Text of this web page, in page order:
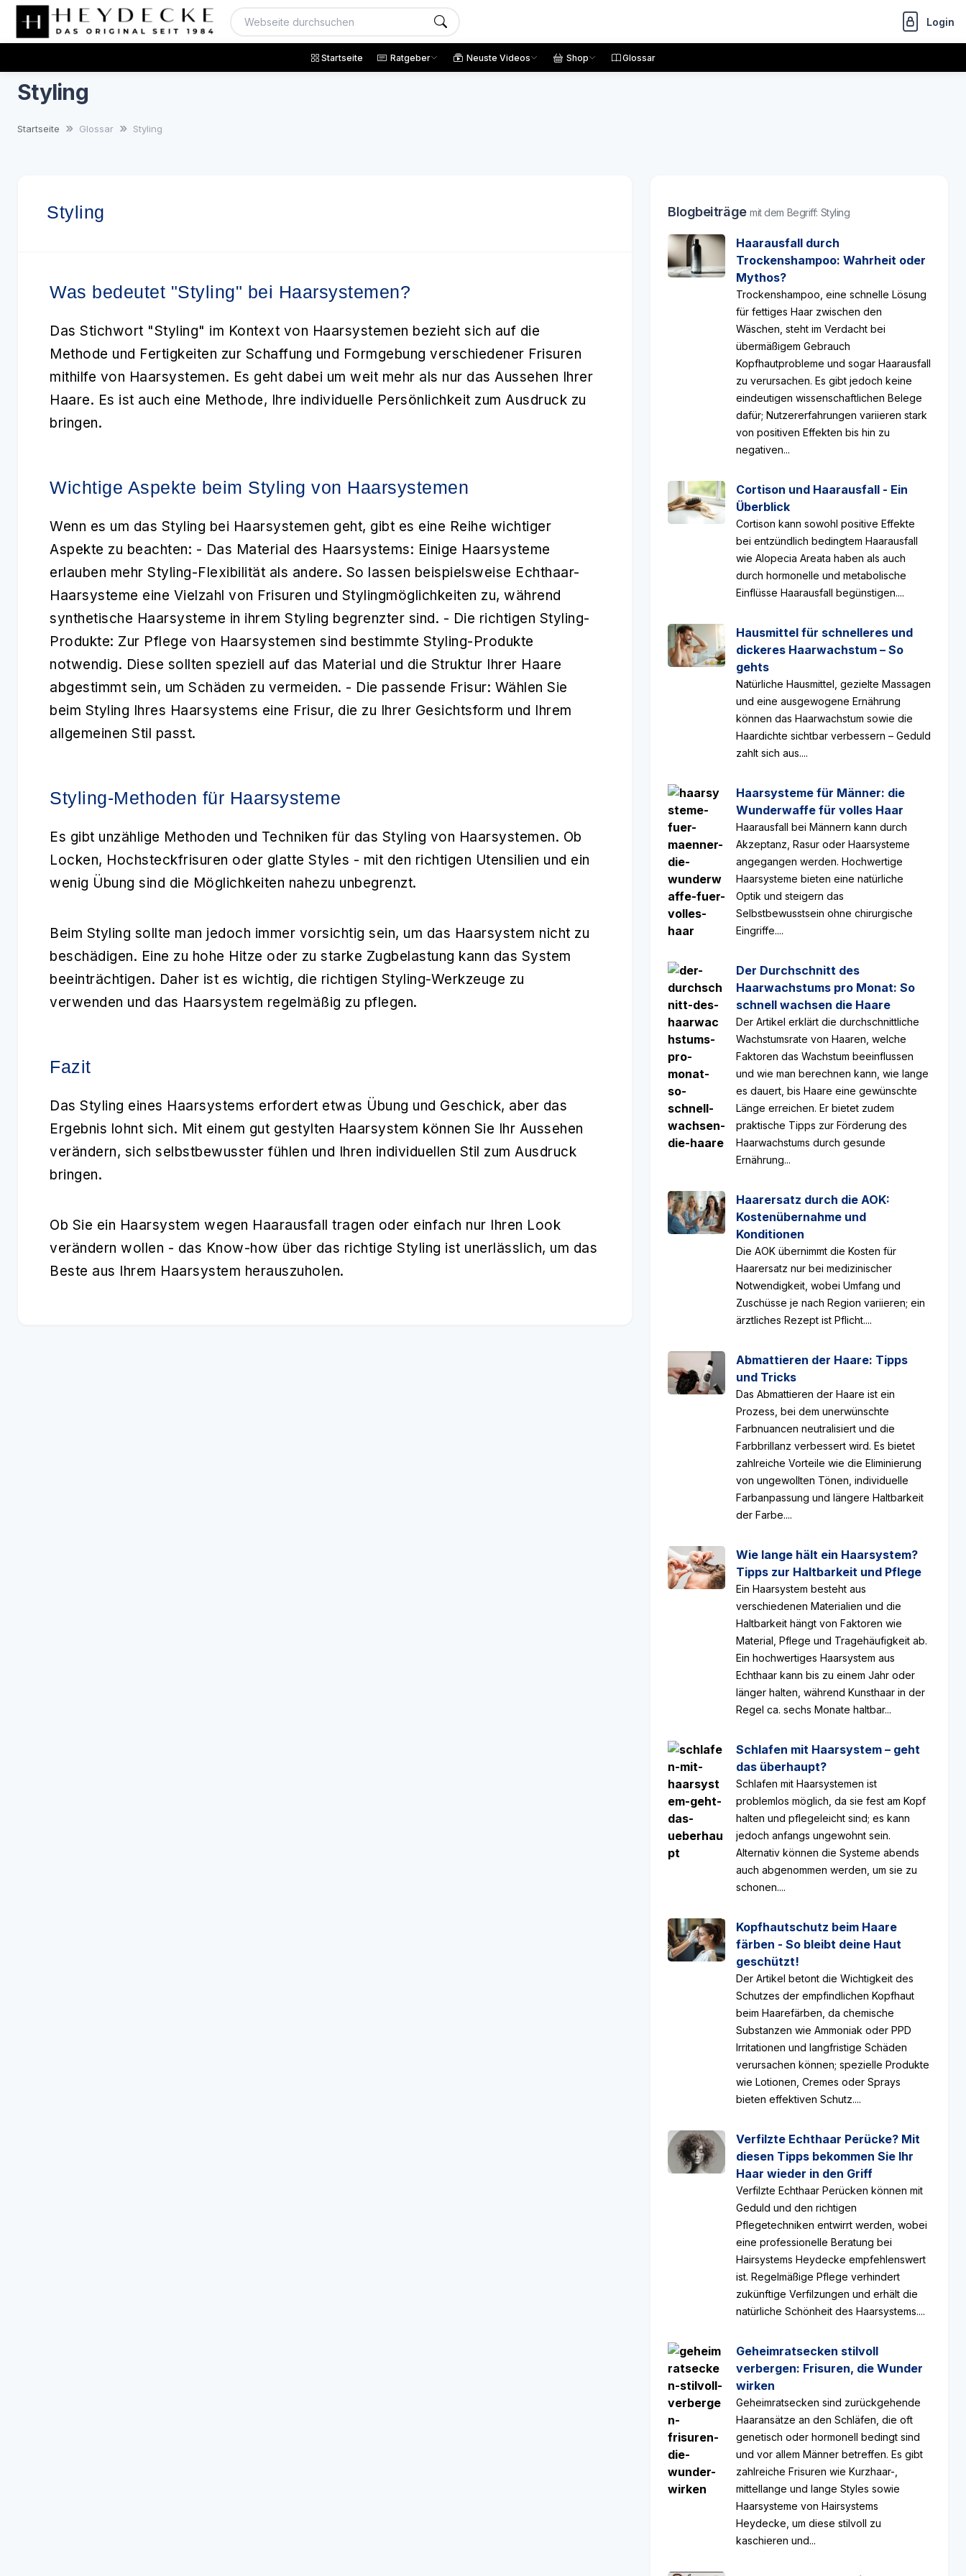
Login
Startseite Ratgeber Neuste Videos Shop Glossar
Styling
Startseite Glossar Styling
Styling
Was bedeutet "Styling" bei Haarsystemen?
Das Stichwort "Styling" im Kontext von Haarsystemen bezieht sich auf die
Methode und Fertigkeiten zur Schaffung und Formgebung verschiedener Frisuren
mithilfe von Haarsystemen. Es geht dabei um weit mehr als nur das Aussehen Ihrer
Haare. Es ist auch eine Methode, Ihre individuelle Persönlichkeit zum Ausdruck zu
bringen.
Wichtige Aspekte beim Styling von Haarsystemen
Wenn es um das Styling bei Haarsystemen geht, gibt es eine Reihe wichtiger
Aspekte zu beachten: - Das Material des Haarsystems: Einige Haarsysteme
erlauben mehr Styling-Flexibilität als andere. So lassen beispielsweise Echthaar-
Haarsysteme eine Vielzahl von Frisuren und Stylingmöglichkeiten zu, während
synthetische Haarsysteme in ihrem Styling begrenzter sind. - Die richtigen Styling-
Produkte: Zur Pflege von Haarsystemen sind bestimmte Styling-Produkte
notwendig. Diese sollten speziell auf das Material und die Struktur Ihrer Haare
abgestimmt sein, um Schäden zu vermeiden. - Die passende Frisur: Wählen Sie
beim Styling Ihres Haarsystems eine Frisur, die zu Ihrer Gesichtsform und Ihrem
allgemeinen Stil passt.
Styling-Methoden für Haarsysteme
Es gibt unzählige Methoden und Techniken für das Styling von Haarsystemen. Ob
Locken, Hochsteckfrisuren oder glatte Styles - mit den richtigen Utensilien und ein
wenig Übung sind die Möglichkeiten nahezu unbegrenzt.
Beim Styling sollte man jedoch immer vorsichtig sein, um das Haarsystem nicht zu
beschädigen. Eine zu hohe Hitze oder zu starke Zugbelastung kann das System
beeinträchtigen. Daher ist es wichtig, die richtigen Styling-Werkzeuge zu
verwenden und das Haarsystem regelmäßig zu pflegen.
Fazit
Das Styling eines Haarsystems erfordert etwas Übung und Geschick, aber das
Ergebnis lohnt sich. Mit einem gut gestylten Haarsystem können Sie Ihr Aussehen
verändern, sich selbstbewusster fühlen und Ihren individuellen Stil zum Ausdruck
bringen.
Ob Sie ein Haarsystem wegen Haarausfall tragen oder einfach nur Ihren Look
verändern wollen - das Know-how über das richtige Styling ist unerlässlich, um das
Beste aus Ihrem Haarsystem herauszuholen.
Blogbeiträgemit dem Begriff: Styling
Haarausfall durch
Trockenshampoo: Wahrheit oder
Mythos?
Trockenshampoo, eine schnelle Lösung
für fettiges Haar zwischen den
Wäschen, steht im Verdacht bei
übermäßigem Gebrauch
Kopfhautprobleme und sogar Haarausfall
zu verursachen. Es gibt jedoch keine
eindeutigen wissenschaftlichen Belege
dafür; Nutzererfahrungen variieren stark
von positiven Effekten bis hin zu
negativen...
Cortison und Haarausfall - Ein
Überblick
Cortison kann sowohl positive Effekte
bei entzündlich bedingtem Haarausfall
wie Alopecia Areata haben als auch
durch hormonelle und metabolische
Einflüsse Haarausfall begünstigen....
Hausmittel für schnelleres und
dickeres Haarwachstum – So
gehts
Natürliche Hausmittel, gezielte Massagen
und eine ausgewogene Ernährung
können das Haarwachstum sowie die
Haardichte sichtbar verbessern – Geduld
zahlt sich aus....
Haarsysteme für Männer: die
Wunderwaffe für volles Haar
Haarausfall bei Männern kann durch
Akzeptanz, Rasur oder Haarsysteme
angegangen werden. Hochwertige
Haarsysteme bieten eine natürliche
Optik und steigern das
Selbstbewusstsein ohne chirurgische
Eingriffe....
Der Durchschnitt des
Haarwachstums pro Monat: So
schnell wachsen die Haare
Der Artikel erklärt die durchschnittliche
Wachstumsrate von Haaren, welche
Faktoren das Wachstum beeinflussen
und wie man berechnen kann, wie lange
es dauert, bis Haare eine gewünschte
Länge erreichen. Er bietet zudem
praktische Tipps zur Förderung des
Haarwachstums durch gesunde
Ernährung...
Haarersatz durch die AOK:
Kostenübernahme und
Konditionen
Die AOK übernimmt die Kosten für
Haarersatz nur bei medizinischer
Notwendigkeit, wobei Umfang und
Zuschüsse je nach Region variieren; ein
ärztliches Rezept ist Pflicht....
Abmattieren der Haare: Tipps
und Tricks
Das Abmattieren der Haare ist ein
Prozess, bei dem unerwünschte
Farbnuancen neutralisiert und die
Farbbrillanz verbessert wird. Es bietet
zahlreiche Vorteile wie die Eliminierung
von ungewollten Tönen, individuelle
Farbanpassung und längere Haltbarkeit
der Farbe....
Wie lange hält ein Haarsystem?
Tipps zur Haltbarkeit und Pflege
Ein Haarsystem besteht aus
verschiedenen Materialien und die
Haltbarkeit hängt von Faktoren wie
Material, Pflege und Tragehäufigkeit ab.
Ein hochwertiges Haarsystem aus
Echthaar kann bis zu einem Jahr oder
länger halten, während Kunsthaar in der
Regel ca. sechs Monate haltbar...
Schlafen mit Haarsystem – geht
das überhaupt?
Schlafen mit Haarsystemen ist
problemlos möglich, da sie fest am Kopf
halten und pflegeleicht sind; es kann
jedoch anfangs ungewohnt sein.
Alternativ können die Systeme abends
auch abgenommen werden, um sie zu
schonen....
Kopfhautschutz beim Haare
färben - So bleibt deine Haut
geschützt!
Der Artikel betont die Wichtigkeit des
Schutzes der empfindlichen Kopfhaut
beim Haarefärben, da chemische
Substanzen wie Ammoniak oder PPD
Irritationen und langfristige Schäden
verursachen können; spezielle Produkte
wie Lotionen, Cremes oder Sprays
bieten effektiven Schutz....
Verfilzte Echthaar Perücke? Mit
diesen Tipps bekommen Sie Ihr
Haar wieder in den Griff
Verfilzte Echthaar Perücken können mit
Geduld und den richtigen
Pflegetechniken entwirrt werden, wobei
eine professionelle Beratung bei
Hairsystems Heydecke empfehlenswert
ist. Regelmäßige Pflege verhindert
zukünftige Verfilzungen und erhält die
natürliche Schönheit des Haarsystems....
Geheimratsecken stilvoll
verbergen: Frisuren, die Wunder
wirken
Geheimratsecken sind zurückgehende
Haaransätze an den Schläfen, die oft
genetisch oder hormonell bedingt sind
und vor allem Männer betreffen. Es gibt
zahlreiche Frisuren wie Kurzhaar-,
mittellange und lange Styles sowie
Haarsysteme von Hairsystems
Heydecke, um diese stilvoll zu
kaschieren und...